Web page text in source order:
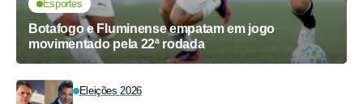
Esportes
Botafogo e Fluminense empatam em jogo
movimentado pela 22ª rodada
Eleições 2026